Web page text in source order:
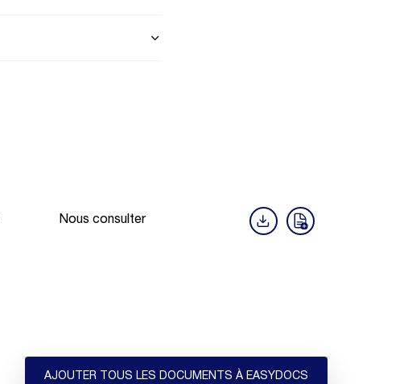
Nous consulter
AJOUTER TOUS LES DOCUMENTS À EASYDOCS